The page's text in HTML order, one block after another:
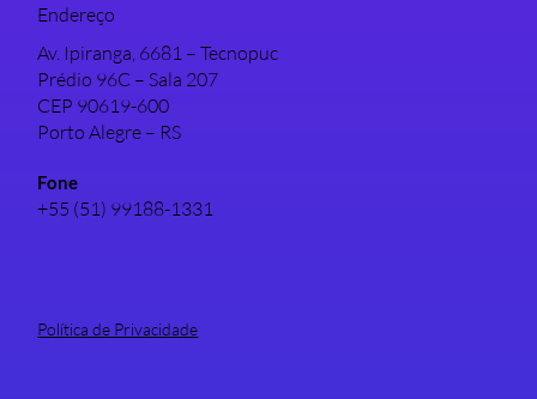
Endereço
Av. Ipiranga, 6681 – Tecnopuc
Prédio 96C – Sala 207
CEP 90619-600
Porto Alegre – RS
Fone
+55 (51) 99188-1331
Política de Privacidade